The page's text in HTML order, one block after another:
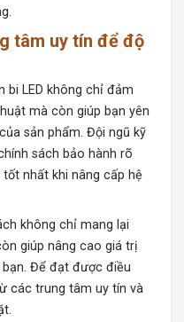
tâm uy tín để độ
bi LED không chỉ đảm
mà còn giúp bạn yên
sản phẩm. Đội ngũ kỹ
sách bảo hành rõ
nhất khi nâng cấp hệ
không chỉ mang lại
giúp nâng cao giá trị
Để đạt được điều
các trung tâm uy tín và